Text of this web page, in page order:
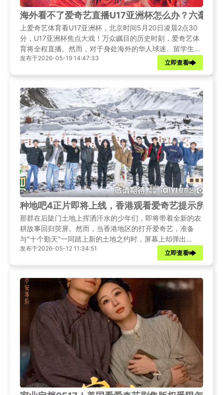
海外看不了爱奇艺直播U17亚洲杯怎么办？六毫秒
上爱奇艺体育看U17亚洲杯，北京时间5月20日凌晨2点30
分，U17亚洲杯焦点大戏！万众瞩目的历史时刻，爱奇艺体
育将全程直播。然而，对于身处海外的华人球迷、留学生和
工作者而言，当他们打开爱奇艺体育APP或网页时，却往往
只能看到"您所在的地区暂不支持"的提示，直播画面始终无
发布于2026-05-19 14:47:33
立即查看
种地吧4正片即将上线，香港观看爱奇艺提示所在
那群在后陡门土地上挥洒汗水的少年们，即将带着全新的农
耕故事回归荧屏。然而，当香港地区的打开爱奇艺，准备
与"十个勤天"一同踏上新的土地之约时，屏幕上却弹出
——"您所在的地区不支持播放"的提示。别担心，本文将为
你带来《种地吧4》的最新定档资讯，并推荐使用Sixfast加
瞬间。
发布于2026-05-12 11:34:51
立即查看